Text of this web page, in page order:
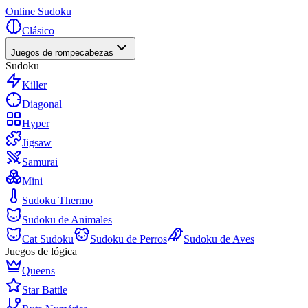
Online Sudoku
Clásico
Juegos de rompecabezas
Sudoku
Killer
Diagonal
Hyper
Jigsaw
Samurai
Mini
Sudoku Thermo
Sudoku de Animales
Cat Sudoku
Sudoku de Perros
Sudoku de Aves
Juegos de lógica
Queens
Star Battle